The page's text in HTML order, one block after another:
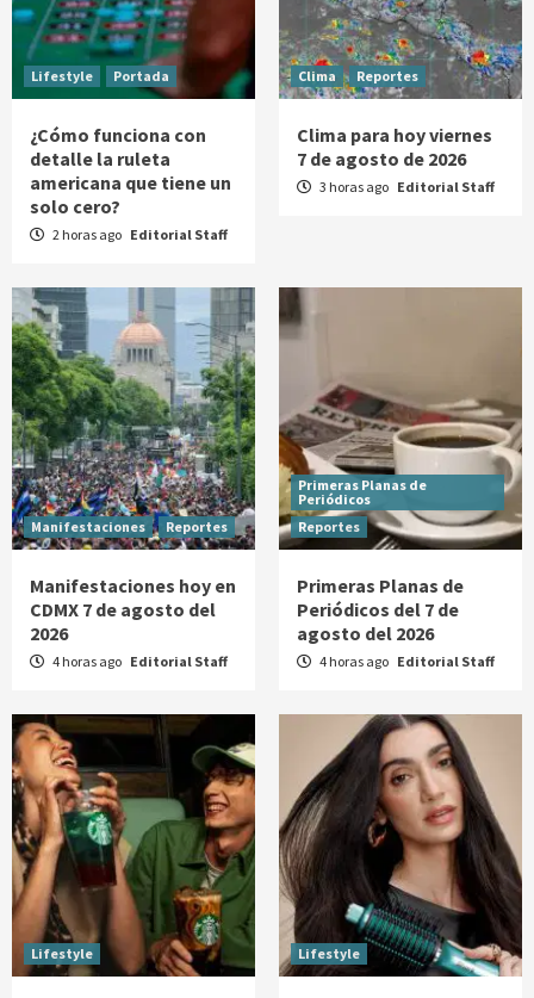
Lifestyle Portada
¿Cómo funciona con
detalle la ruleta
americana que tiene un
solo cero?
2 horas ago Editorial Staff
Clima Reportes
Clima para hoy viernes
7 de agosto de 2026
3 horas ago Editorial Staff
Manifestaciones Reportes
Manifestaciones hoy en
CDMX 7 de agosto del
2026
4 horas ago Editorial Staff
Primeras Planas de
Periódicos
Reportes
Primeras Planas de
Periódicos del 7 de
agosto del 2026
4 horas ago Editorial Staff
Lifestyle Lifestyle